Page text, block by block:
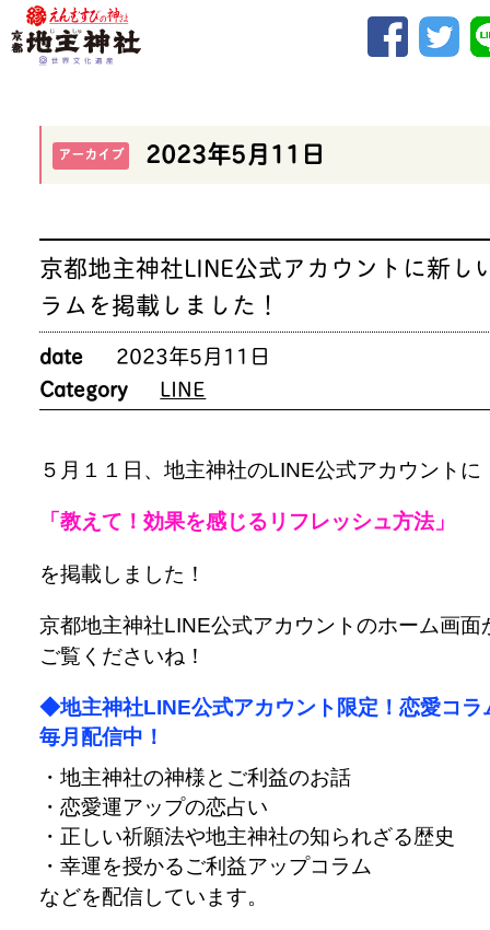
アーカイブ 2023年5月11日
京都地主神社LINE公式アカウントに新し
ラムを掲載しました！
date
2023年5月11日
Category
LINE
５月１１日、地主神社のLINE公式アカウントに
「教えて！効果を感じるリフレッシュ方法」
を掲載しました！
京都地主神社LINE公式アカウントのホーム画面
ご覧くださいね！
◆地主神社LINE公式アカウント限定！恋愛コラ
毎月配信中！
・地主神社の神様とご利益のお話
・恋愛運アップの恋占い
・正しい祈願法や地主神社の知られざる歴史
・幸運を授かるご利益アップコラム
などを配信しています。